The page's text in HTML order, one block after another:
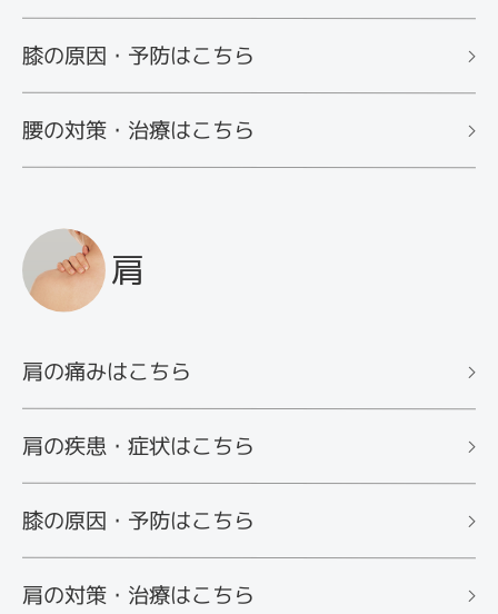
膝の原因・予防はこちら
腰の対策・治療はこちら
肩
肩の痛みはこちら
肩の疾患・症状はこちら
膝の原因・予防はこちら
肩の対策・治療はこちら